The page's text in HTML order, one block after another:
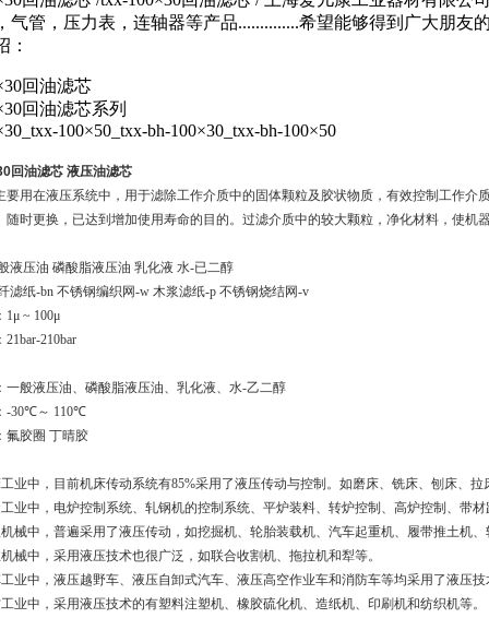
气管，压力表，连轴器等产品..............希望能够得到广大朋友
：
回油滤芯
回油滤芯系列
100×50_txx-bh-100×30_txx-bh-100×50
回油滤芯 液压油滤芯
要用在液压系统中，用于滤除工作介质中的固体颗粒及胶状物质，有效控制工作
随时更换，已达到增加使用寿命的目的。过滤介质中的较大颗粒，净化材料，使机
液压油 磷酸脂液压油 乳化液 水-已二醇
滤纸-bn 不锈钢编织网-w 木浆滤纸-p 不锈钢烧结网-v
1μ ~ 100μ
21bar-210bar
一般液压油、磷酸脂液压油、乳化液、水-乙二醇
-30℃～ 110℃
氟胶圈 丁晴胶
业中，目前机床传动系统有85%采用了液压传动与控制。如磨床、铣床、刨床、
业中，电炉控制系统、轧钢机的控制系统、平炉装料、转炉控制、高炉控制、带
械中，普遍采用了液压传动，如挖掘机、轮胎装载机、汽车起重机、履带推土机
械中，采用液压技术也很广泛，如联合收割机、拖拉机和犁等。
业中，液压越野车、液压自卸式汽车、液压高空作业车和消防车等均采用了液压技
业中，采用液压技术的有塑料注塑机、橡胶硫化机、造纸机、印刷机和纺织机等。